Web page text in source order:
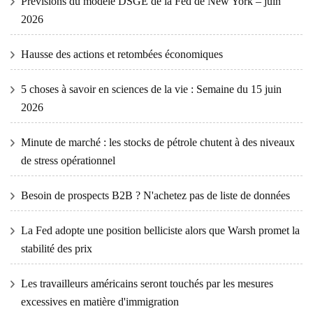
2026
Hausse des actions et retombées économiques
5 choses à savoir en sciences de la vie : Semaine du 15 juin
2026
Minute de marché : les stocks de pétrole chutent à des niveaux
de stress opérationnel
Besoin de prospects B2B ? N'achetez pas de liste de données
La Fed adopte une position belliciste alors que Warsh promet la
stabilité des prix
Les travailleurs américains seront touchés par les mesures
excessives en matière d'immigration